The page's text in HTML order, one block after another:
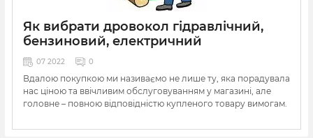
Як вибрати дровокол гідравлічний,
бензиновий, електричний
07 2022 0
Вдалою покупкою ми називаємо не лише ту, яка порадувала
нас ціною та ввічливим обслуговуванням у магазині, але
головне – повною відповідністю купленого товару вимогам.